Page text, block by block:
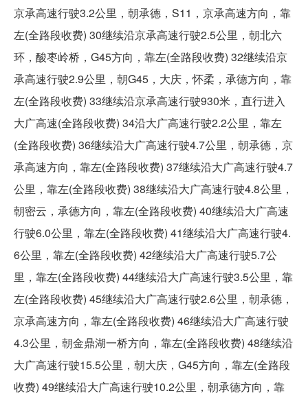
京承高速行驶3.2公里，朝承德，S11，京承高速方向，靠
左(全路段收费) 30继续沿京承高速行驶2.5公里，朝北六
环，酸枣岭桥，G45方向，靠左(全路段收费) 32继续沿京
承高速行驶2.9公里，朝G45，大庆，怀柔，承德方向，靠
左(全路段收费) 33继续沿京承高速行驶930米，直行进入
大广高速(全路段收费) 34沿大广高速行驶2.2公里，靠左
(全路段收费) 36继续沿大广高速行驶4.7公里，朝承德，京
承高速方向，靠左(全路段收费) 37继续沿大广高速行驶4.7
公里，靠左(全路段收费) 38继续沿大广高速行驶4.8公里，
朝密云，承德方向，靠左(全路段收费) 40继续沿大广高速
行驶6.0公里，靠左(全路段收费) 41继续沿大广高速行驶4.
6公里，靠左(全路段收费) 42继续沿大广高速行驶5.7公
里，靠左(全路段收费) 44继续沿大广高速行驶3.5公里，靠
左(全路段收费) 45继续沿大广高速行驶2.6公里，朝承德，
京承高速方向，靠左(全路段收费) 46继续沿大广高速行驶
4.3公里，朝金鼎湖一桥方向，靠左(全路段收费) 48继续沿
大广高速行驶15.5公里，朝大庆，G45方向，靠左(全路段
收费) 49继续沿大广高速行驶10.2公里，朝承德方向，靠